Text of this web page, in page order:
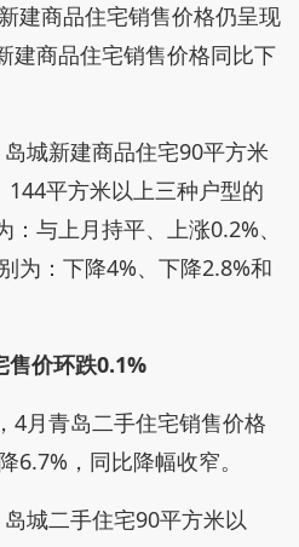
建商品住宅销售价格仍呈现
建商品住宅销售价格同比下
城新建商品住宅90平方米
平方米以上三种户型的
与上月持平、上涨0.2%、
为：下降4%、下降2.8%和
售价环跌0.1%
4月青岛二手住宅销售价格
6.7%，同比降幅收窄。
城二手住宅90平方米以